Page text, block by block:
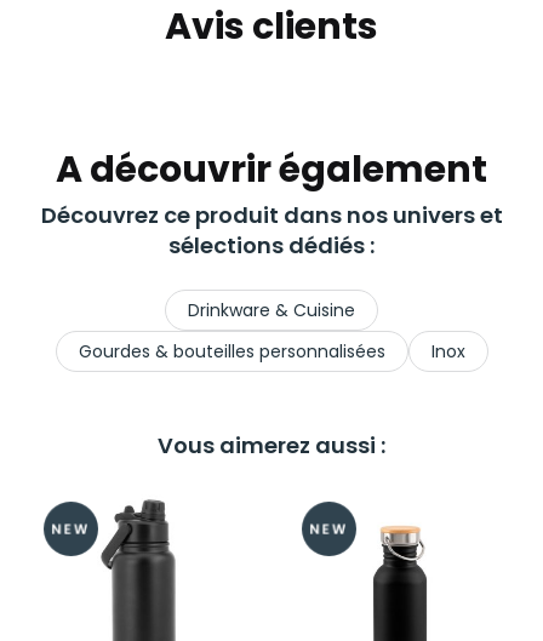
Avis clients
A découvrir également
Découvrez ce produit dans nos univers et
sélections dédiés :
Drinkware & Cuisine
Gourdes & bouteilles personnalisées
Inox
Vous aimerez aussi :